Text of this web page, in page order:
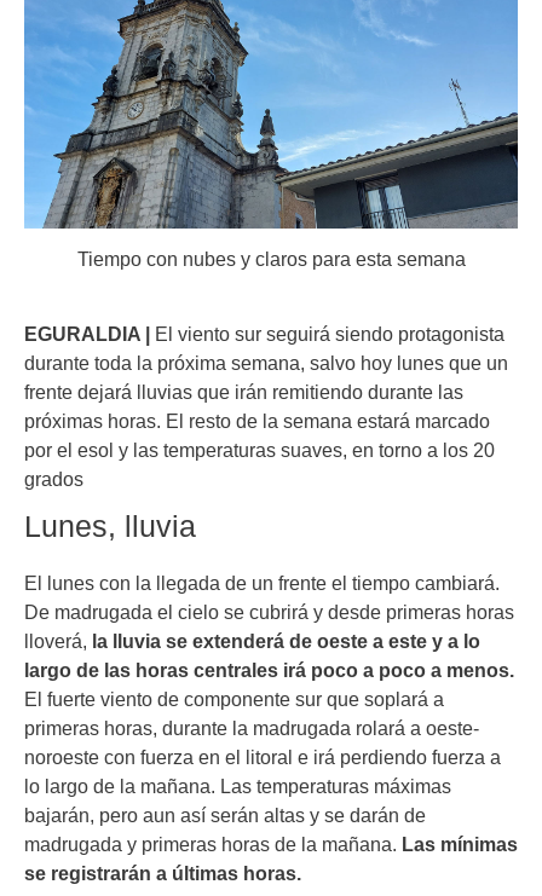
Tiempo con nubes y claros para esta semana
EGURALDIA | El viento sur seguirá siendo protagonista
durante toda la próxima semana, salvo hoy lunes que un
frente dejará lluvias que irán remitiendo durante las
próximas horas. El resto de la semana estará marcado
por el esol y las temperaturas suaves, en torno a los 20
grados
Lunes, lluvia
El lunes con la llegada de un frente el tiempo cambiará.
De madrugada el cielo se cubrirá y desde primeras horas
lloverá, la lluvia se extenderá de oeste a este y a lo
largo de las horas centrales irá poco a poco a menos.
El fuerte viento de componente sur que soplará a
primeras horas, durante la madrugada rolará a oeste-
noroeste con fuerza en el litoral e irá perdiendo fuerza a
lo largo de la mañana. Las temperaturas máximas
bajarán, pero aun así serán altas y se darán de
madrugada y primeras horas de la mañana. Las mínimas
se registrarán a últimas horas.